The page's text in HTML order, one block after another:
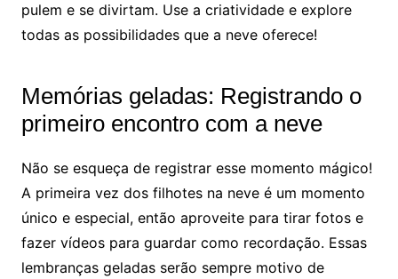
pulem e se divirtam. Use a criatividade e explore
todas as possibilidades que a neve oferece!
Memórias geladas: Registrando o
primeiro encontro com a neve
Não se esqueça de registrar esse momento mágico!
A primeira vez dos filhotes na neve é um momento
único e especial, então aproveite para tirar fotos e
fazer vídeos para guardar como recordação. Essas
lembranças geladas serão sempre motivo de